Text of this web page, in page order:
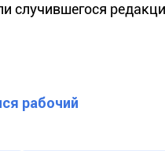
случившегося
рабочий